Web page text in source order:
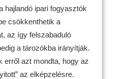
hajlandó ipari fogyasztók
csökkenthetik a
az így felszabaduló
a tározókba irányítják.
erről azt mondta, hogy az
az elképzelésre.